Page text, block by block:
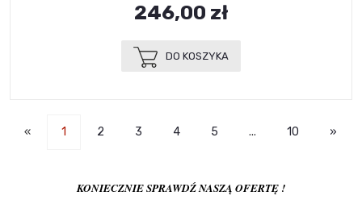
246,00 zł
DO KOSZYKA
« 1 2 3 4 5 ... 10 »
KONIECZNIE SPRAWDŹ NASZĄ OFERTĘ !